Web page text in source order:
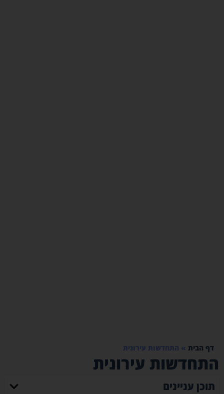
דף הבית » התחדשות עירונית
התחדשות עירונית
תוכן עניינים